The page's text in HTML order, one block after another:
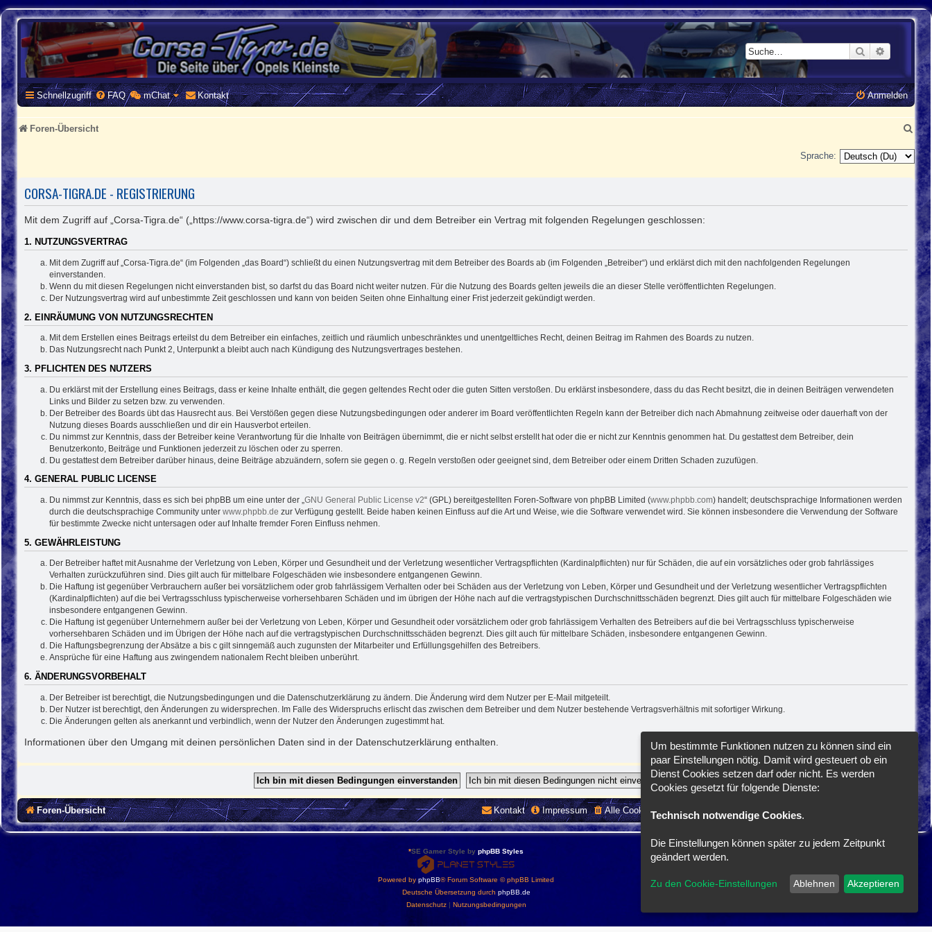
Suche
CORSA-TIGRA.DE
Homepage und Forum rund um Opel Corsa und Tigra
Schnellzugriff FAQ mChat Kontakt Anmelden
Foren-Übersicht
S
u
h
e
Sprache:
CORSA-TIGRA.DE - REGISTRIERUNG
Mit dem Zugriff auf „Corsa-Tigra.de“ („https://www.corsa-tigra.de“) wird zwischen dir und dem Betreiber ein Vertrag mit folgenden Regelungen geschlossen:
1. NUTZUNGSVERTRAG
Mit dem Zugriff auf „Corsa-Tigra.de“ (im Folgenden „das Board“) schließt du einen Nutzungsvertrag mit dem Betreiber des Boards ab (im Folgenden „Betreiber“) und erklärst dich mit den nachfolgenden Regelungen
einverstanden.
Wenn du mit diesen Regelungen nicht einverstanden bist, so darfst du das Board nicht weiter nutzen. Für die Nutzung des Boards gelten jeweils die an dieser Stelle veröffentlichten Regelungen.
Der Nutzungsvertrag wird auf unbestimmte Zeit geschlossen und kann von beiden Seiten ohne Einhaltung einer Frist jederzeit gekündigt werden.
2. EINRÄUMUNG VON NUTZUNGSRECHTEN
Mit dem Erstellen eines Beitrags erteilst du dem Betreiber ein einfaches, zeitlich und räumlich unbeschränktes und unentgeltliches Recht, deinen Beitrag im Rahmen des Boards zu nutzen.
Das Nutzungsrecht nach Punkt 2, Unterpunkt a bleibt auch nach Kündigung des Nutzungsvertrages bestehen.
3. PFLICHTEN DES NUTZERS
Du erklärst mit der Erstellung eines Beitrags, dass er keine Inhalte enthält, die gegen geltendes Recht oder die guten Sitten verstoßen. Du erklärst insbesondere, dass du das Recht besitzt, die in deinen Beiträgen verwendeten
Links und Bilder zu setzen bzw. zu verwenden.
Der Betreiber des Boards übt das Hausrecht aus. Bei Verstößen gegen diese Nutzungsbedingungen oder anderer im Board veröffentlichten Regeln kann der Betreiber dich nach Abmahnung zeitweise oder dauerhaft von der
Nutzung dieses Boards ausschließen und dir ein Hausverbot erteilen.
Du nimmst zur Kenntnis, dass der Betreiber keine Verantwortung für die Inhalte von Beiträgen übernimmt, die er nicht selbst erstellt hat oder die er nicht zur Kenntnis genommen hat. Du gestattest dem Betreiber, dein
Benutzerkonto, Beiträge und Funktionen jederzeit zu löschen oder zu sperren.
Du gestattest dem Betreiber darüber hinaus, deine Beiträge abzuändern, sofern sie gegen o. g. Regeln verstoßen oder geeignet sind, dem Betreiber oder einem Dritten Schaden zuzufügen.
4. GENERAL PUBLIC LICENSE
Du nimmst zur Kenntnis, dass es sich bei phpBB um eine unter der „GNU General Public License v2“ (GPL) bereitgestellten Foren-Software von phpBB Limited (www.phpbb.com) handelt; deutschsprachige Informationen werden
durch die deutschsprachige Community unter www.phpbb.de zur Verfügung gestellt. Beide haben keinen Einfluss auf die Art und Weise, wie die Software verwendet wird. Sie können insbesondere die Verwendung der Software
für bestimmte Zwecke nicht untersagen oder auf Inhalte fremder Foren Einfluss nehmen.
5. GEWÄHRLEISTUNG
Der Betreiber haftet mit Ausnahme der Verletzung von Leben, Körper und Gesundheit und der Verletzung wesentlicher Vertragspflichten (Kardinalpflichten) nur für Schäden, die auf ein vorsätzliches oder grob fahrlässiges
Verhalten zurückzuführen sind. Dies gilt auch für mittelbare Folgeschäden wie insbesondere entgangenen Gewinn.
Die Haftung ist gegenüber Verbrauchern außer bei vorsätzlichem oder grob fahrlässigem Verhalten oder bei Schäden aus der Verletzung von Leben, Körper und Gesundheit und der Verletzung wesentlicher Vertragspflichten
(Kardinalpflichten) auf die bei Vertragsschluss typischerweise vorhersehbaren Schäden und im übrigen der Höhe nach auf die vertragstypischen Durchschnittsschäden begrenzt. Dies gilt auch für mittelbare Folgeschäden wie
insbesondere entgangenen Gewinn.
Die Haftung ist gegenüber Unternehmern außer bei der Verletzung von Leben, Körper und Gesundheit oder vorsätzlichem oder grob fahrlässigem Verhalten des Betreibers auf die bei Vertragsschluss typischerweise
vorhersehbaren Schäden und im Übrigen der Höhe nach auf die vertragstypischen Durchschnittsschäden begrenzt. Dies gilt auch für mittelbare Schäden, insbesondere entgangenen Gewinn.
Die Haftungsbegrenzung der Absätze a bis c gilt sinngemäß auch zugunsten der Mitarbeiter und Erfüllungsgehilfen des Betreibers.
Ansprüche für eine Haftung aus zwingendem nationalem Recht bleiben unberührt.
6. ÄNDERUNGSVORBEHALT
Der Betreiber ist berechtigt, die Nutzungsbedingungen und die Datenschutzerklärung zu ändern. Die Änderung wird dem Nutzer per E-Mail mitgeteilt.
Der Nutzer ist berechtigt, den Änderungen zu widersprechen. Im Falle des Widerspruchs erlischt das zwischen dem Betreiber und dem Nutzer bestehende Vertragsverhältnis mit sofortiger Wirkung.
Die Änderungen gelten als anerkannt und verbindlich, wenn der Nutzer den Änderungen zugestimmt hat.
Informationen über den Umgang mit deinen persönlichen Daten sind in der Datenschutzerklärung enthalten.
Foren-Übersicht Cookie-Einstellungen
Alle Cookies löschen
Impressum
Kontakt
*SE Gamer Style by phpBB Styles
Powered by phpBB® Forum Software © phpBB Limited
Deutsche Übersetzung durch phpBB.de
Datenschutz| Nutzungsbedingungen
Um bestimmte Funktionen nutzen zu können sind ein
paar Einstellungen nötig. Damit wird gesteuert ob ein
Dienst Cookies setzen darf oder nicht. Es werden
Cookies gesetzt für folgende Dienste:
Technisch notwendige Cookies.
Die Einstellungen können später zu jedem Zeitpunkt
geändert werden.
Zu den Cookie-Einstellungen Ablehnen Akzeptieren